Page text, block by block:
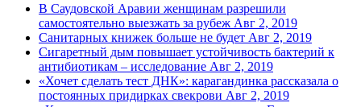
В Саудовской Аравии женщинам разрешили
самостоятельно выезжать за рубеж Авг 2, 2019
Санитарных книжек больше не будет Авг 2, 2019
Сигаретный дым повышает устойчивость бактерий к
антибиотикам – исследование Авг 2, 2019
«Хочет сделать тест ДНК»: карагандинка рассказала о
постоянных придирках свекрови Авг 2, 2019